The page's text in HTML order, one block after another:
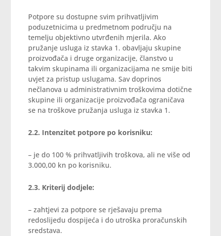
Potpore su dostupne svim prihvatljivim
poduzetnicima u predmetnom području na
temelju objektivno utvrđenih mjerila. Ako
pružanje usluga iz stavka 1. obavljaju skupine
proizvođača i druge organizacije, članstvo u
takvim skupinama ili organizacijama ne smije biti
uvjet za pristup uslugama. Sav doprinos
nečlanova u administrativnim troškovima dotične
skupine ili organizacije proizvođača ograničava
se na troškove pružanja usluga iz stavka 1.
2.2. Intenzitet potpore po korisniku:
– je do 100 % prihvatljivih troškova, ali ne više od
3.000,00 kn po korisniku.
2.3. Kriterij dodjele:
– zahtjevi za potpore se rješavaju prema
redoslijedu dospijeća i do utroška proračunskih
sredstava.